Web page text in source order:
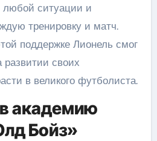
любой ситуации и
тренировку и матч.
поддержке Лионель смог
развитии своих
в великого футболиста.
академию
Бойз»